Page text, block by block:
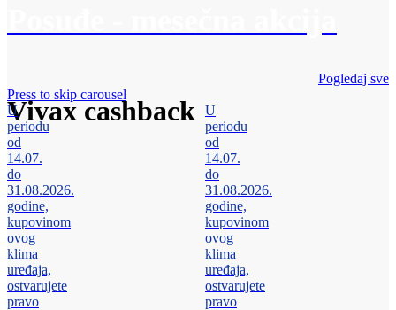
Vivax cashback
Pogledaj sve
Press to skip carousel
U
periodu
od
14.07.
do
31.08.2026.
godine,
kupovinom
ovog
klima
uređaja,
ostvarujete
pravo
U
periodu
od
14.07.
do
31.08.2026.
godine,
kupovinom
ovog
klima
uređaja,
ostvarujete
pravo